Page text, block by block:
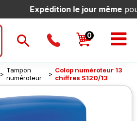
Expédition le jour même pour toute
> Tampon
numéroteur
> Colop numéroteur 13
chiffres S120/13